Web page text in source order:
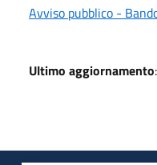
Avviso pubblico -
Ultimo aggiornamento